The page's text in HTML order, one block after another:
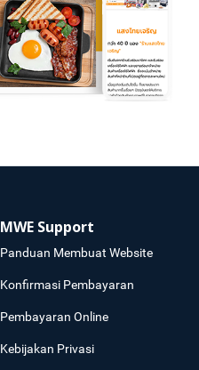
MWE Support
Panduan Membuat Website
Konfirmasi Pembayaran
Pembayaran Online
Kebijakan Privasi